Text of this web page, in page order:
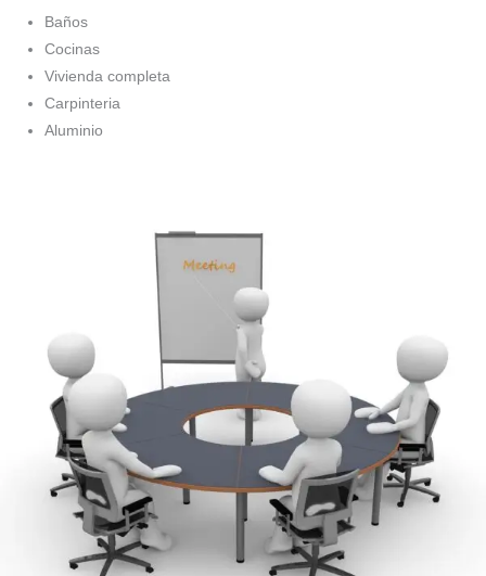
Baños
Cocinas
Vivienda completa
Carpinteria
Aluminio